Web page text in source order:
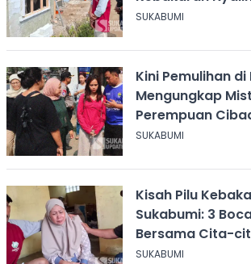
SUKABUMI
Kini Pemulihan
Mengungkap
Perempuan
SUKABUMI
Kisah Pilu
Sukabumi: 3
Bersama Cita-
dan Guru
SUKABUMI